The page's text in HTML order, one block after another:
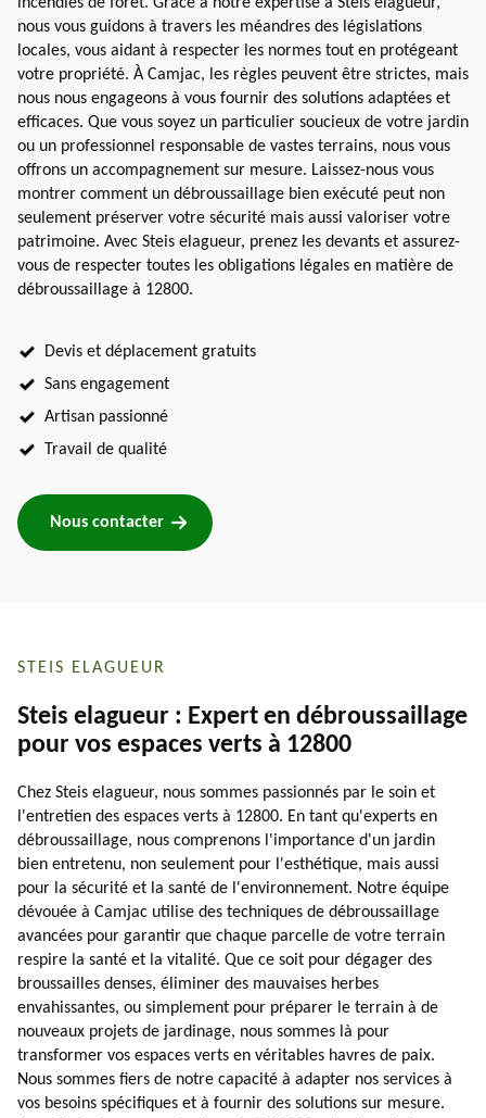
nous vous guidons à travers les méandres des législations
locales, vous aidant à respecter les normes tout en protégeant
votre propriété. À Camjac, les règles peuvent être strictes, mais
nous nous engageons à vous fournir des solutions adaptées et
efficaces. Que vous soyez un particulier soucieux de votre jardin
ou un professionnel responsable de vastes terrains, nous vous
offrons un accompagnement sur mesure. Laissez-nous vous
montrer comment un débroussaillage bien exécuté peut non
seulement préserver votre sécurité mais aussi valoriser votre
patrimoine. Avec Steis elagueur, prenez les devants et assurez-
vous de respecter toutes les obligations légales en matière de
débroussaillage à 12800.
Devis et déplacement gratuits
Sans engagement
Artisan passionné
Travail de qualité
Nous contacter
STEIS ELAGUEUR
Steis elagueur : Expert en débroussaillage
pour vos espaces verts à 12800
Chez Steis elagueur, nous sommes passionnés par le soin et
l'entretien des espaces verts à 12800. En tant qu'experts en
débroussaillage, nous comprenons l'importance d'un jardin
bien entretenu, non seulement pour l'esthétique, mais aussi
pour la sécurité et la santé de l'environnement. Notre équipe
dévouée à Camjac utilise des techniques de débroussaillage
avancées pour garantir que chaque parcelle de votre terrain
respire la santé et la vitalité. Que ce soit pour dégager des
broussailles denses, éliminer des mauvaises herbes
envahissantes, ou simplement pour préparer le terrain à de
nouveaux projets de jardinage, nous sommes là pour
transformer vos espaces verts en véritables havres de paix.
Nous sommes fiers de notre capacité à adapter nos services à
vos besoins spécifiques et à fournir des solutions sur mesure.